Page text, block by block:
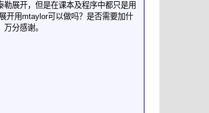
展开，但是在课本及程序中都只是用
开用mtaylor可以做吗？是否需要加什
分感谢。